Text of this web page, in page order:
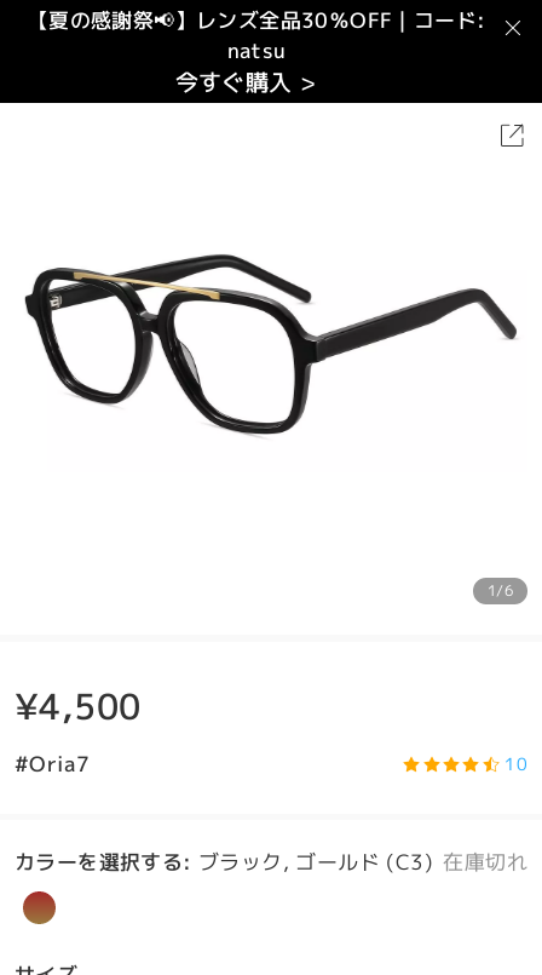
【夏の感謝祭📢】レンズ全品30％OFF｜コード:
natsu
今すぐ購入 >
1/6
¥4,500
#Oria7 10
カラーを選択する: ブラック, ゴールド (C3) 在庫切れ